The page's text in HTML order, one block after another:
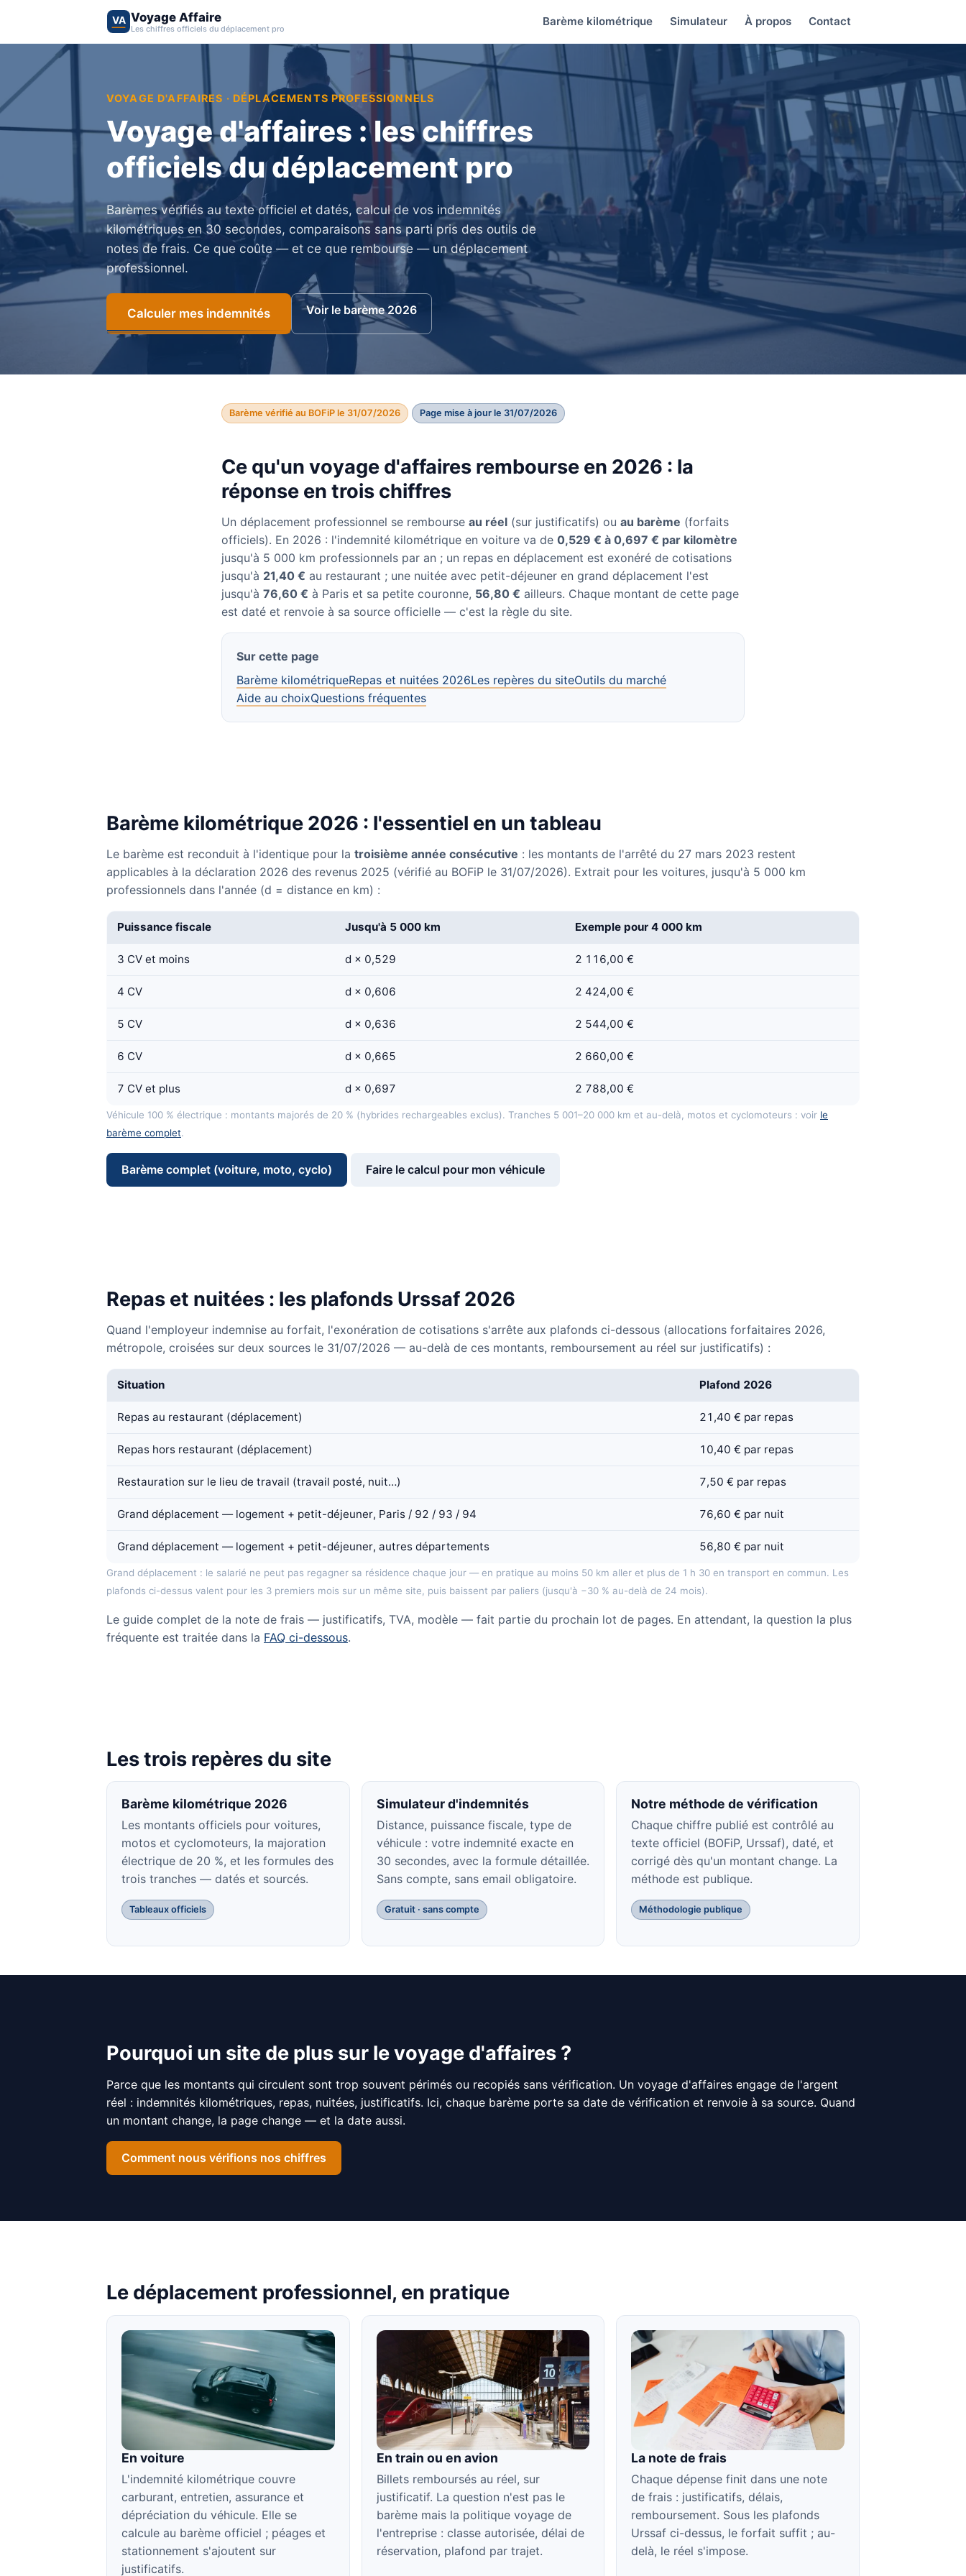
VA Voyage Affaire
Les chiffres officiels du déplacement pro
Barème kilométrique Simulateur À propos Contact
VOYAGE D'AFFAIRES · DÉPLACEMENTS PROFESSIONNELS
Voyage d'affaires : les chiffres
officiels du déplacement pro
Barèmes vérifiés au texte officiel et datés, calcul de vos indemnités
kilométriques en 30 secondes, comparaisons sans parti pris des outils de
notes de frais. Ce que coûte — et ce que rembourse — un déplacement
professionnel.
Calculer mes indemnités Voir le barème 2026
Barème vérifié au BOFiP le 31/07/2026 Page mise à jour le 31/07/2026
Ce qu'un voyage d'affaires rembourse en 2026 : la
réponse en trois chiffres
Un déplacement professionnel se rembourse au réel (sur justificatifs) ou au barème (forfaits
officiels). En 2026 : l'indemnité kilométrique en voiture va de 0,529 € à 0,697 € par kilomètre
jusqu'à 5 000 km professionnels par an ; un repas en déplacement est exonéré de cotisations
jusqu'à 21,40 € au restaurant ; une nuitée avec petit-déjeuner en grand déplacement l'est
jusqu'à 76,60 € à Paris et sa petite couronne, 56,80 € ailleurs. Chaque montant de cette page
est daté et renvoie à sa source officielle — c'est la règle du site.
Sur cette page
Barème kilométriqueRepas et nuitées 2026Les repères du siteOutils du marché
Aide au choixQuestions fréquentes
Barème kilométrique 2026 : l'essentiel en un tableau
Le barème est reconduit à l'identique pour la troisième année consécutive : les montants de l'arrêté du 27 mars 2023 restent
applicables à la déclaration 2026 des revenus 2025 (vérifié au BOFiP le 31/07/2026). Extrait pour les voitures, jusqu'à 5 000 km
professionnels dans l'année (d = distance en km) :
Puissance fiscale Jusqu'à 5 000 km Exemple pour 4 000 km
3 CV et moins d × 0,529 2 116,00 €
4 CV d × 0,606 2 424,00 €
5 CV d × 0,636 2 544,00 €
6 CV d × 0,665 2 660,00 €
7 CV et plus d × 0,697 2 788,00 €
Véhicule 100 % électrique : montants majorés de 20 % (hybrides rechargeables exclus). Tranches 5 001–20 000 km et au-delà, motos et cyclomoteurs : voir le
barème complet.
Barème complet (voiture, moto, cyclo) Faire le calcul pour mon véhicule
Repas et nuitées : les plafonds Urssaf 2026
Quand l'employeur indemnise au forfait, l'exonération de cotisations s'arrête aux plafonds ci-dessous (allocations forfaitaires 2026,
métropole, croisées sur deux sources le 31/07/2026 — au-delà de ces montants, remboursement au réel sur justificatifs) :
Situation Plafond 2026
Repas au restaurant (déplacement) 21,40 € par repas
Repas hors restaurant (déplacement) 10,40 € par repas
Restauration sur le lieu de travail (travail posté, nuit…) 7,50 € par repas
Grand déplacement — logement + petit-déjeuner, Paris / 92 / 93 / 94 76,60 € par nuit
Grand déplacement — logement + petit-déjeuner, autres départements 56,80 € par nuit
Grand déplacement : le salarié ne peut pas regagner sa résidence chaque jour — en pratique au moins 50 km aller et plus de 1 h 30 en transport en commun. Les
plafonds ci-dessus valent pour les 3 premiers mois sur un même site, puis baissent par paliers (jusqu'à −30 % au-delà de 24 mois).
Le guide complet de la note de frais — justificatifs, TVA, modèle — fait partie du prochain lot de pages. En attendant, la question la plus
fréquente est traitée dans la FAQ ci-dessous.
Les trois repères du site
Barème kilométrique 2026
Les montants officiels pour voitures,
motos et cyclomoteurs, la majoration
électrique de 20 %, et les formules des
trois tranches — datés et sourcés.
Tableaux officiels
Simulateur d'indemnités
Distance, puissance fiscale, type de
véhicule : votre indemnité exacte en
30 secondes, avec la formule détaillée.
Sans compte, sans email obligatoire.
Gratuit · sans compte
Notre méthode de vérification
Chaque chiffre publié est contrôlé au
texte officiel (BOFiP, Urssaf), daté, et
corrigé dès qu'un montant change. La
méthode est publique.
Méthodologie publique
Pourquoi un site de plus sur le voyage d'affaires ?
Parce que les montants qui circulent sont trop souvent périmés ou recopiés sans vérification. Un voyage d'affaires engage de l'argent
réel : indemnités kilométriques, repas, nuitées, justificatifs. Ici, chaque barème porte sa date de vérification et renvoie à sa source. Quand
un montant change, la page change — et la date aussi.
Comment nous vérifions nos chiffres
Le déplacement professionnel, en pratique
En voiture
L'indemnité kilométrique couvre
carburant, entretien, assurance et
dépréciation du véhicule. Elle se
calcule au barème officiel ; péages et
stationnement s'ajoutent sur
justificatifs.
En train ou en avion
Billets remboursés au réel, sur
justificatif. La question n'est pas le
barème mais la politique voyage de
l'entreprise : classe autorisée, délai de
réservation, plafond par trajet.
La note de frais
Chaque dépense finit dans une note
de frais : justificatifs, délais,
remboursement. Sous les plafonds
Urssaf ci-dessus, le forfait suffit ; au-
delà, le réel s'impose.